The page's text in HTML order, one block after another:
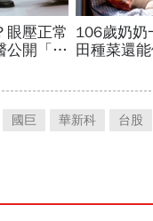
國巨 華新科 台股